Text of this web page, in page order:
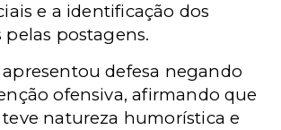
e a identificação dos
pelas postagens.
defesa negando
ofensiva, afirmando que
natureza humorística e